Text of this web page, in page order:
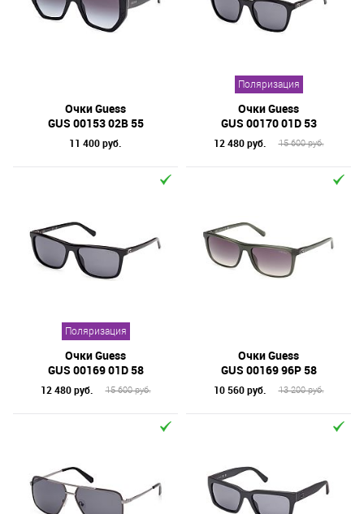
Очки Guess
GUS 00153 02B 55
11 400 руб.
Поляризация
Очки Guess
GUS 00170 01D 53
12 480 руб. 15 600 руб.
Поляризация
Очки Guess
GUS 00169 01D 58
12 480 руб. 15 600 руб.
Очки Guess
GUS 00169 96P 58
10 560 руб. 13 200 руб.